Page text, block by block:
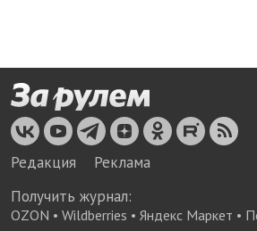
Редакция
Реклама
Получить журнал:
OZON • Wildberries • Яндекс Маркет •